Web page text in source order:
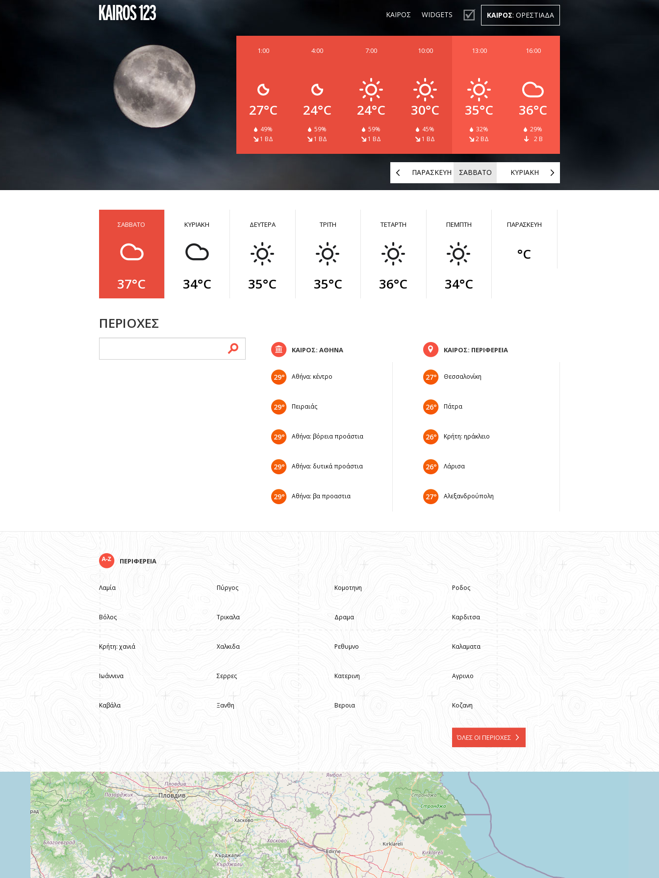
ΚΑΙΡΟΣ WIDGETS ΚΑΙΡΟΣ: ΟΡΕΣΤΙΑΔΑ
16:00
36°C
29%
2 Β
13:00
35°C
32%
2 ΒΔ
10:00
30°C
45%
1 ΒΔ
7:00
24°C
59%
1 ΒΔ
4:00
24°C
59%
1 ΒΔ
1:00
27°C
49%
1 ΒΔ
ΚΥΡΙΑΚΗ
ΣΑΒΒΑΤΟ
ΠΑΡΑΣΚΕΥΗ
ΣΑΒΒΑΤΟ
37°C
ΚΥΡΙΑΚΗ
34°C
ΔΕΥΤΕΡΑ
35°C
ΤΡΙΤΗ
35°C
ΤΕΤΑΡΤΗ
36°C
ΠΕΜΠΤΗ
34°C
ΠΑΡΑΣΚΕΥΗ
°C
ΠΕΡΙΟΧΕΣ
ΚΑΙΡΟΣ: ΑΘΗΝΑ
29° Αθήνα: κέντρο
29° Πειραιάς
29° Αθήνα: βόρεια προάστια
29° Αθήνα: δυτικά προάστια
29° Αθήνα: βα προαστια
ΚΑΙΡΟΣ: ΠΕΡΙΦΕΡΕΙΑ
27° Θεσσαλονίκη
26° Πάτρα
26° Κρήτη: ηράκλειο
26° Λάρισα
27° Αλεξανδρούπολη
ΠΕΡΙΦΕΡΕΙΑ
Λαμία
Βόλος
Κρήτη: χανιά
Ιωάννινα
Καβάλα
Πύργος
Τρικαλα
Χαλκιδα
Σερρες
Ξανθη
Κομοτηνη
Δραμα
Ρεθυμνο
Κατερινη
Βεροια
Ροδος
Καρδιτσα
Καλαματα
Αγρινιο
Κοζανη
ΌΛΕΣ ΟΙ ΠΕΡΙΟΧΕΣ